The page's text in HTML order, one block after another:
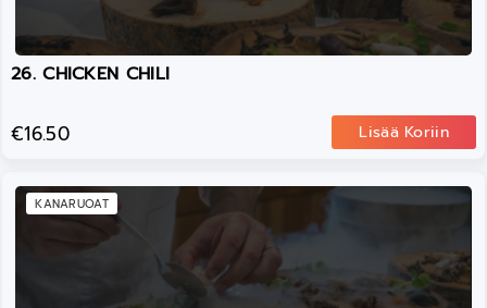
26. CHICKEN CHILI
€16.50 Lisää Koriin
KANARUOAT